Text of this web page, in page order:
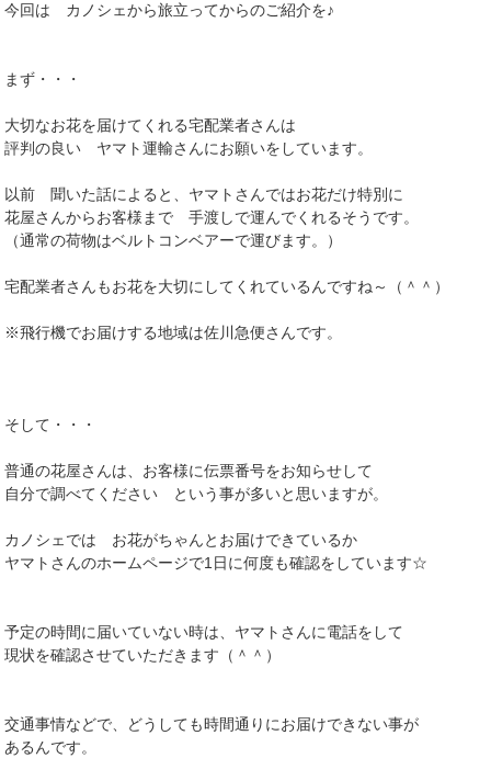
今回は カノシェから旅立ってからのご紹介を♪
まず・・・
大切なお花を届けてくれる宅配業者さんは
評判の良い ヤマト運輸さんにお願いをしています。
以前 聞いた話によると、ヤマトさんではお花だけ特別に
花屋さんからお客様まで 手渡しで運んでくれるそうです。
（通常の荷物はベルトコンベアーで運びます。）
宅配業者さんもお花を大切にしてくれているんですね～（＾＾）
※飛行機でお届けする地域は佐川急便さんです。
そして・・・
普通の花屋さんは、お客様に伝票番号をお知らせして
自分で調べてください という事が多いと思いますが。
カノシェでは お花がちゃんとお届けできているか
ヤマトさんのホームページで1日に何度も確認をしています☆
予定の時間に届いていない時は、ヤマトさんに電話をして
現状を確認させていただきます（＾＾）
交通事情などで、どうしても時間通りにお届けできない事が
あるんです。